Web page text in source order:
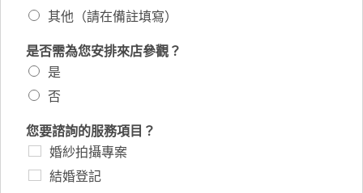
其他（請在備註填寫）
是否需為您安排來店參觀？
是
否
您要諮詢的服務項目？
婚紗拍攝專案
結婚登記